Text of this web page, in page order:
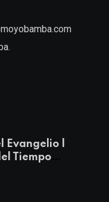
Evangelio |
Tiempo
14, 22-23